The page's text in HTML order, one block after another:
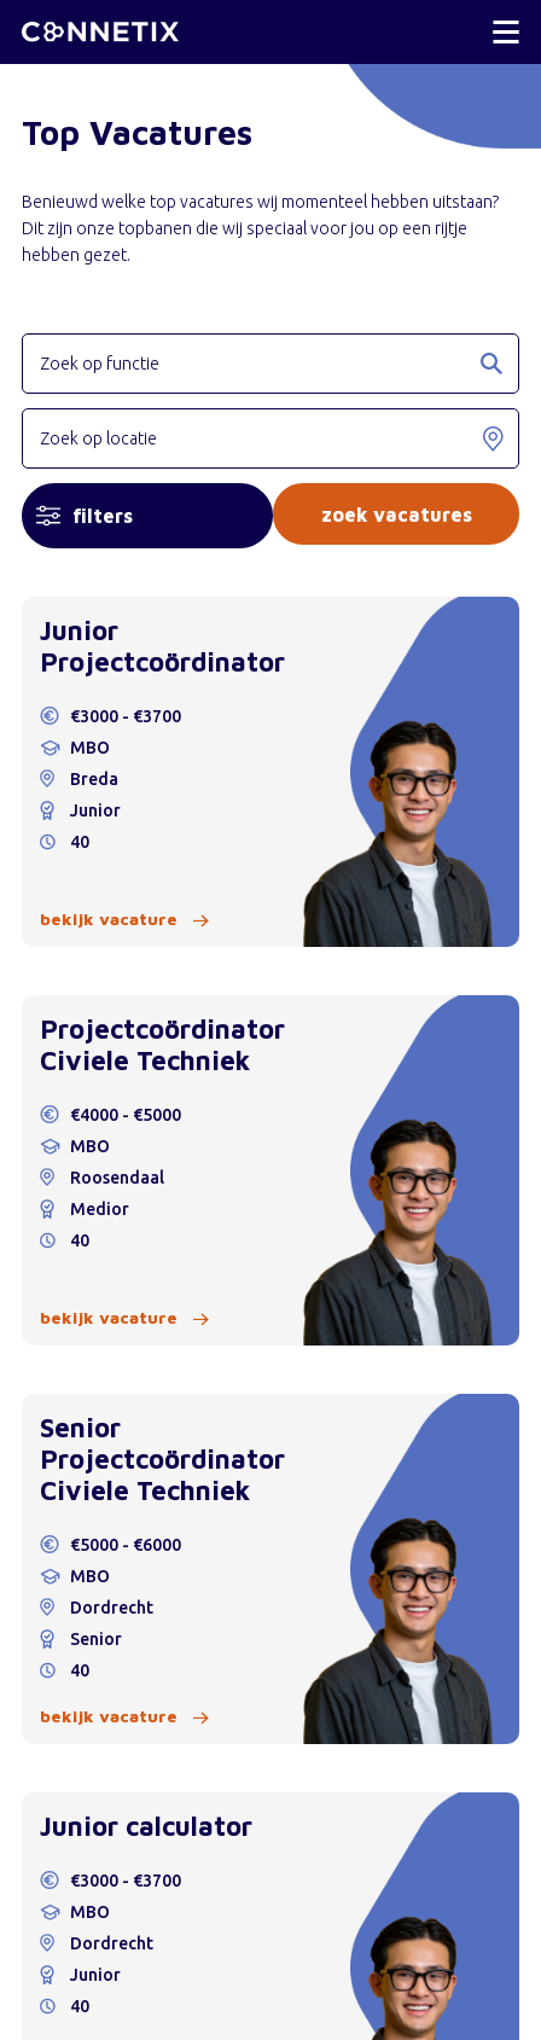
Top Vacatures
Benieuwd welke top vacatures wij momenteel hebben uitstaan?
Dit zijn onze topbanen die wij speciaal voor jou op een rijtje
hebben gezet.
filters
Junior
Projectcoördinator
€3000 - €3700
MBO
Breda
Junior
40
bekijk vacature
Projectcoördinator
Civiele Techniek
€4000 - €5000
MBO
Roosendaal
Medior
40
bekijk vacature
Senior
Projectcoördinator
Civiele Techniek
€5000 - €6000
MBO
Dordrecht
Senior
40
bekijk vacature
Junior calculator
€3000 - €3700
MBO
Dordrecht
Junior
40